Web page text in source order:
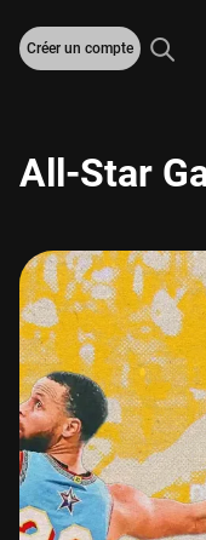
Créer un compte
All-Star